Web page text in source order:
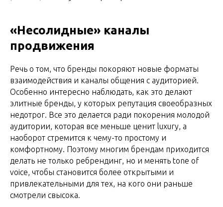
«Несолидные» каналы
продвижения
Речь о том, что бренды покоряют новые форматы
взаимодействия и каналы общения с аудиторией.
Особенно интересно наблюдать, как это делают
элитные бренды, у которых репутация своеобразных
недотрог. Все это делается ради покорения молодой
аудитории, которая все меньше ценит luxury, а
наоборот стремится к чему-то простому и
комфортному. Поэтому многим брендам приходится
делать не только ребрендинг, но и менять tone of
voice, чтобы становится более открытыми и
привлекательными для тех, на кого они раньше
смотрели свысока.